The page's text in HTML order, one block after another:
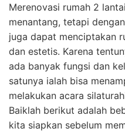
Merenovasi rumah 2
menantang, tetapi
juga dapat menciptakan
dan estetis. Karena
ada banyak fungsi dan
satunya ialah bisa
melakukan acara
Baiklah berikut adalah
kita siapkan sebelum